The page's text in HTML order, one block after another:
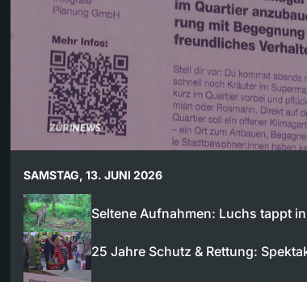
SAMSTAG, 13. JUNI 2026
Seltene Aufnahmen: Luchs tappt
25 Jahre Schutz & Rettung: